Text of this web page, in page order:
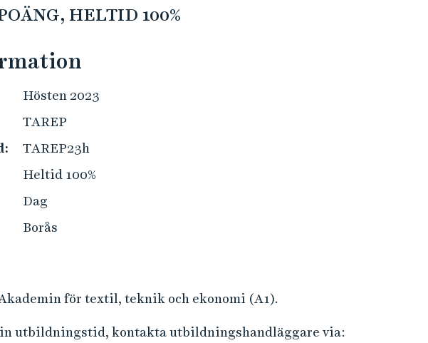
HELTID 100%
Hösten 2023
TAREP
TAREP23h
Heltid 100%
Dag
Borås
för textil, teknik och ekonomi (A1).
utbildningstid, kontakta utbildningshandläggare via: